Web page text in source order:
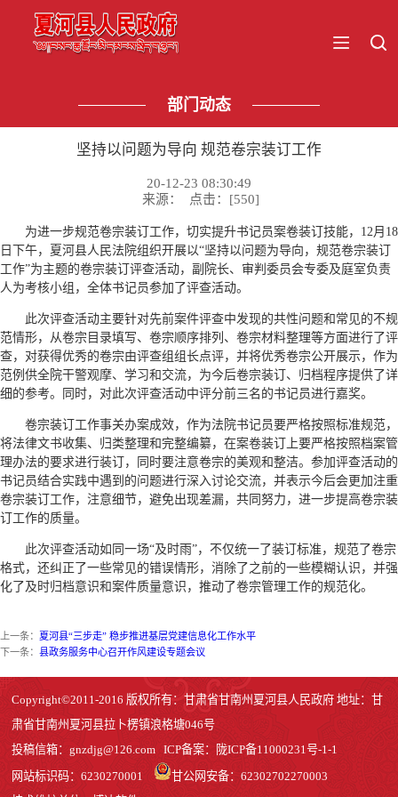
部门动态
坚持以问题为导向 规范卷宗装订工作
20-12-23 08:30:49
来源： 点击：[550]
为进一步规范卷宗装订工作，切实提升书记员案卷装订技能，12月18
日下午，夏河县人民法院组织开展以“坚持以问题为导向，规范卷宗装订
工作”为主题的卷宗装订评查活动，副院长、审判委员会专委及庭室负责
人为考核小组，全体书记员参加了评查活动。
此次评查活动主要针对先前案件评查中发现的共性问题和常见的不规
范情形，从卷宗目录填写、卷宗顺序排列、卷宗材料整理等方面进行了评
查，对获得优秀的卷宗由评查组组长点评，并将优秀卷宗公开展示，作为
范例供全院干警观摩、学习和交流，为今后卷宗装订、归档程序提供了详
细的参考。同时，对此次评查活动中评分前三名的书记员进行嘉奖。
卷宗装订工作事关办案成效，作为法院书记员要严格按照标准规范，
将法律文书收集、归类整理和完整编纂，在案卷装订上要严格按照档案管
理办法的要求进行装订，同时要注意卷宗的美观和整洁。参加评查活动的
书记员结合实践中遇到的问题进行深入讨论交流，并表示今后会更加注重
卷宗装订工作，注意细节，避免出现差漏，共同努力，进一步提高卷宗装
订工作的质量。
此次评查活动如同一场“及时雨”，不仅统一了装订标准，规范了卷宗
格式，还纠正了一些常见的错误情形，消除了之前的一些模糊认识，并强
化了及时归档意识和案件质量意识，推动了卷宗管理工作的规范化。
上一条： 夏河县“三步走” 稳步推进基层党建信息化工作水平
下一条： 县政务服务中心召开作风建设专题会议
Copyright©2011-2016 版权所有：甘肃省甘南州夏河县人民政府 地址：甘
肃省甘南州夏河县拉卜楞镇浪格塘046号
投稿信箱：gnzdjg@126.com ICP备案： 陇ICP备11000231号-1-1
网站标识码：6230270001
甘公网安备：62302702270003